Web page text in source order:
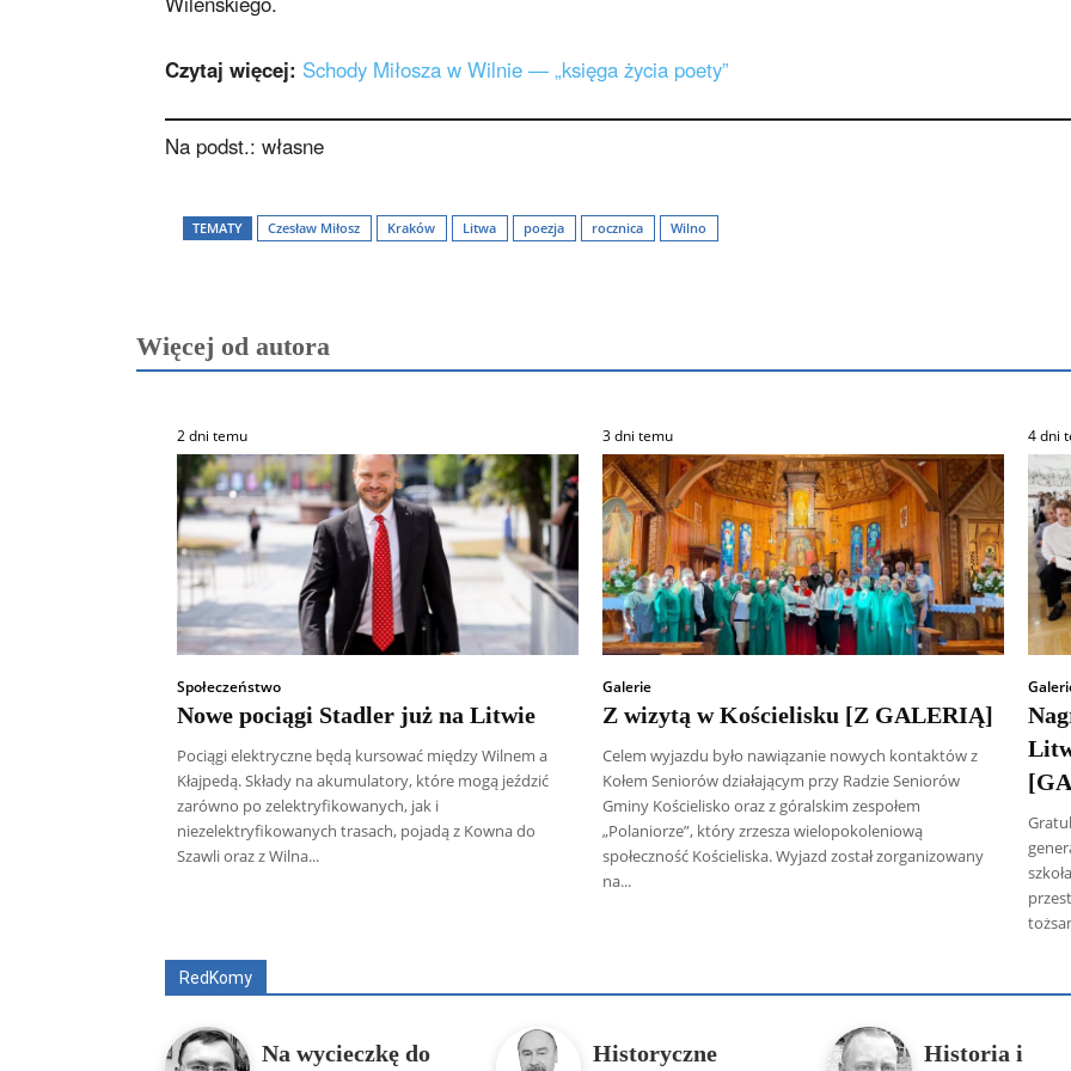
Czytaj więcej: Schody Miłosza w Wilnie — „księga życia poety”
Na podst.: własne
TEMATY Czesław Miłosz Kraków Litwa poezja rocznica Wilno
Więcej od autora
2 dni temu
Społeczeństwo
Nowe pociągi Stadler już na Litwie
Pociągi elektryczne będą kursować między Wilnem a
Kłajpedą. Składy na akumulatory, które mogą jeździć
zarówno po zelektryfikowanych, jak i
niezelektryfikowanych trasach, pojadą z Kowna do
Szawli oraz z Wilna...
3 dni temu
Galerie
Z wizytą w Kościelisku [Z GALERIĄ]
Celem wyjazdu było nawiązanie nowych kontaktów z
Kołem Seniorów działającym przy Radzie Seniorów
Gminy Kościelisko oraz z góralskim zespołem
„Polaniorze”, który zrzesza wielopokoleniową
społeczność Kościeliska. Wyjazd został zorganizowany
na...
4 dni
RedKomy
ks. Jarosław
Na wycieczkę do
Historyczne
Historia i